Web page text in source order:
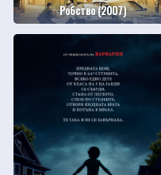
Робство (2007)